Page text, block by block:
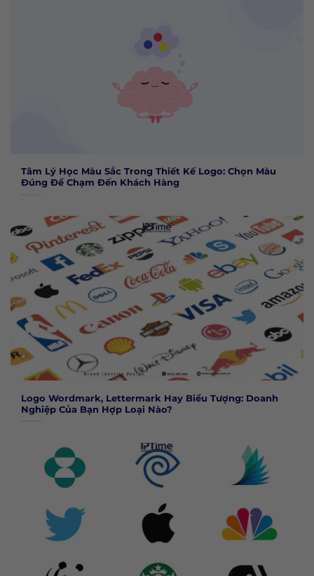
Tâm Lý Học Màu Sắc Trong Thiết Kế Logo: Chọn Màu
Đúng Để Chạm Đến Khách Hàng
Logo Wordmark, Lettermark Hay Biểu Tượng: Doanh
Nghiệp Của Bạn Hợp Loại Nào?